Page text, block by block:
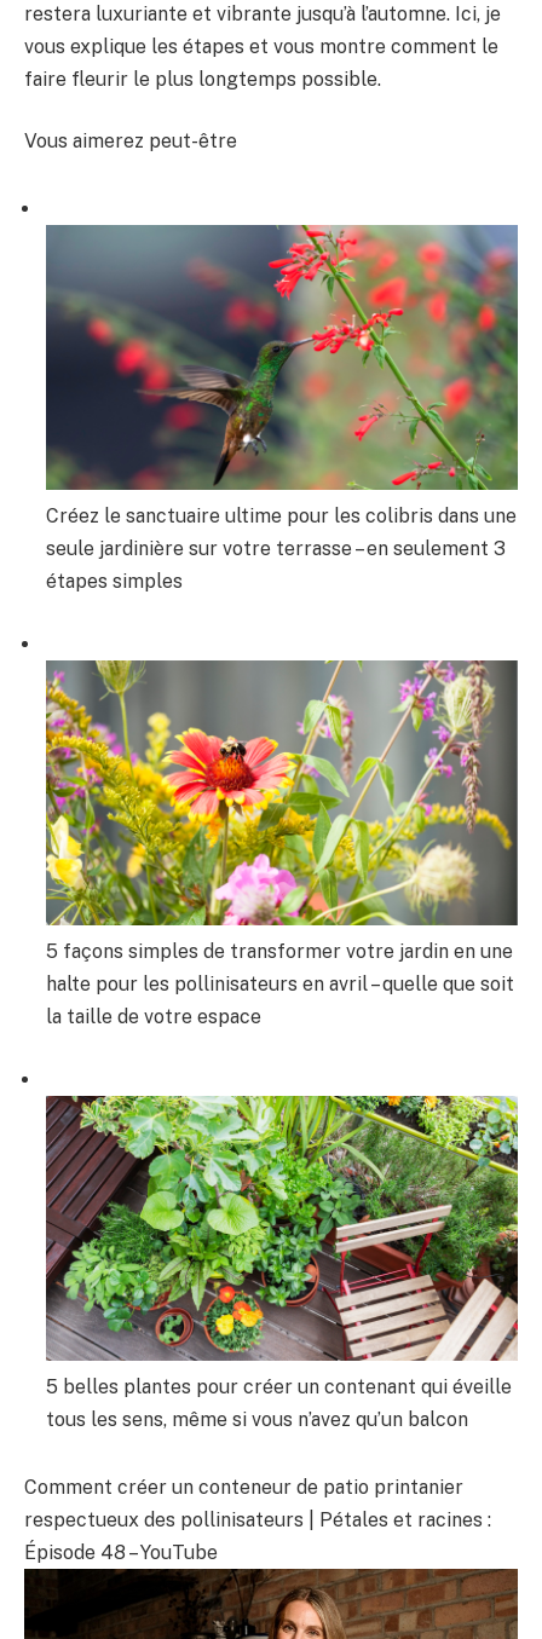
restera luxuriante et vibrante jusqu’à l’automne. Ici, je
vous explique les étapes et vous montre comment le
faire fleurir le plus longtemps possible.
Vous aimerez peut-être
Créez le sanctuaire ultime pour les colibris dans une
seule jardinière sur votre terrasse – en seulement 3
étapes simples
5 façons simples de transformer votre jardin en une
halte pour les pollinisateurs en avril – quelle que soit
la taille de votre espace
5 belles plantes pour créer un contenant qui éveille
tous les sens, même si vous n’avez qu’un balcon
Comment créer un conteneur de patio printanier
respectueux des pollinisateurs | Pétales et racines :
Épisode 48 – YouTube